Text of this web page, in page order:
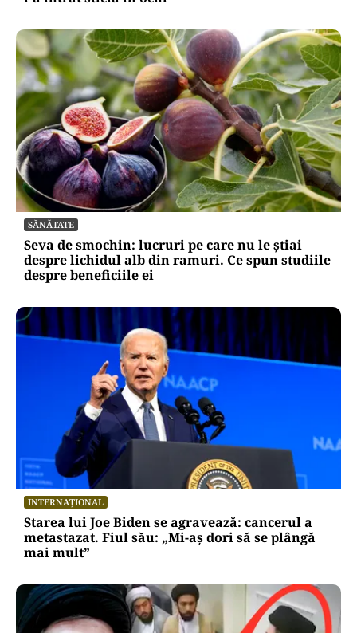
SĂNĂTATE
Seva de smochin: lucruri pe care nu le știai
despre lichidul alb din ramuri. Ce spun studiile
despre beneficiile ei
INTERNAȚIONAL
Starea lui Joe Biden se agravează: cancerul a
metastazat. Fiul său: „Mi-aș dori să se plângă
mai mult”